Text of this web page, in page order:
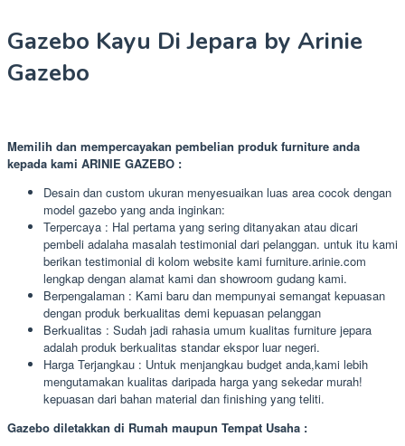
Gazebo Kayu Di Jepara by Arinie
Gazebo
Memilih dan mempercayakan pembelian produk furniture anda
kepada kami ARINIE GAZEBO :
Desain dan custom ukuran menyesuaikan luas area cocok dengan
model gazebo yang anda inginkan:
Terpercaya : Hal pertama yang sering ditanyakan atau dicari
pembeli adalaha masalah testimonial dari pelanggan. untuk itu kami
berikan testimonial di kolom website kami furniture.arinie.com
lengkap dengan alamat kami dan showroom gudang kami.
Berpengalaman : Kami baru dan mempunyai semangat kepuasan
dengan produk berkualitas demi kepuasan pelanggan
Berkualitas : Sudah jadi rahasia umum kualitas furniture jepara
adalah produk berkualitas standar ekspor luar negeri.
Harga Terjangkau : Untuk menjangkau budget anda,kami lebih
mengutamakan kualitas daripada harga yang sekedar murah!
kepuasan dari bahan material dan finishing yang teliti.
Gazebo diletakkan di Rumah maupun Tempat Usaha :